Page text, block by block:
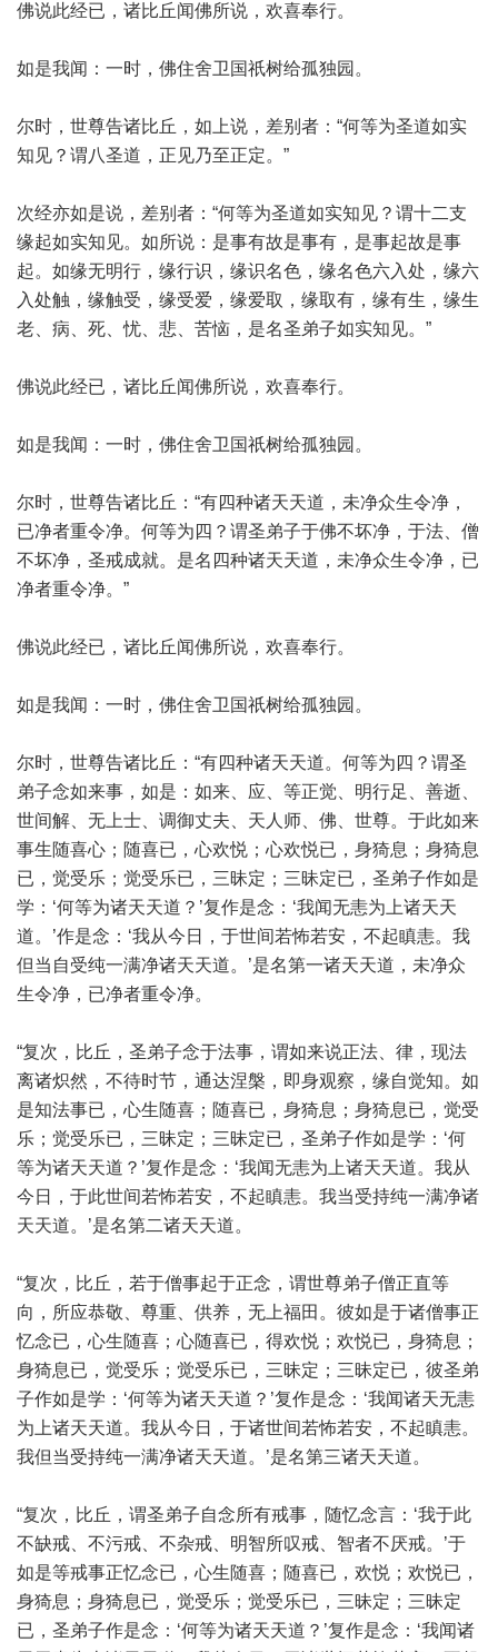
佛说此经已，诸比丘闻佛所说，欢喜奉行。
如是我闻：一时，佛住舍卫国祇树给孤独园。
尔时，世尊告诸比丘，如上说，差别者：“何等为圣道如实
知见？谓八圣道，正见乃至正定。”
次经亦如是说，差别者：“何等为圣道如实知见？谓十二支
缘起如实知见。如所说：是事有故是事有，是事起故是事
起。如缘无明行，缘行识，缘识名色，缘名色六入处，缘六
入处触，缘触受，缘受爱，缘爱取，缘取有，缘有生，缘生
老、病、死、忧、悲、苦恼，是名圣弟子如实知见。”
佛说此经已，诸比丘闻佛所说，欢喜奉行。
如是我闻：一时，佛住舍卫国祇树给孤独园。
尔时，世尊告诸比丘：“有四种诸天天道，未净众生令净，
已净者重令净。何等为四？谓圣弟子于佛不坏净，于法、僧
不坏净，圣戒成就。是名四种诸天天道，未净众生令净，已
净者重令净。”
佛说此经已，诸比丘闻佛所说，欢喜奉行。
如是我闻：一时，佛住舍卫国祇树给孤独园。
尔时，世尊告诸比丘：“有四种诸天天道。何等为四？谓圣
弟子念如来事，如是：如来、应、等正觉、明行足、善逝、
世间解、无上士、调御丈夫、天人师、佛、世尊。于此如来
事生随喜心；随喜已，心欢悦；心欢悦已，身猗息；身猗息
已，觉受乐；觉受乐已，三昧定；三昧定已，圣弟子作如是
学：‘何等为诸天天道？’复作是念：‘我闻无恚为上诸天天
道。’作是念：‘我从今日，于世间若怖若安，不起瞋恚。我
但当自受纯一满净诸天天道。’是名第一诸天天道，未净众
生令净，已净者重令净。
“复次，比丘，圣弟子念于法事，谓如来说正法、律，现法
离诸炽然，不待时节，通达涅槃，即身观察，缘自觉知。如
是知法事已，心生随喜；随喜已，身猗息；身猗息已，觉受
乐；觉受乐已，三昧定；三昧定已，圣弟子作如是学：‘何
等为诸天天道？’复作是念：‘我闻无恚为上诸天天道。我从
今日，于此世间若怖若安，不起瞋恚。我当受持纯一满净诸
天天道。’是名第二诸天天道。
“复次，比丘，若于僧事起于正念，谓世尊弟子僧正直等
向，所应恭敬、尊重、供养，无上福田。彼如是于诸僧事正
忆念已，心生随喜；心随喜已，得欢悦；欢悦已，身猗息；
身猗息已，觉受乐；觉受乐已，三昧定；三昧定已，彼圣弟
子作如是学：‘何等为诸天天道？’复作是念：‘我闻诸天无恚
为上诸天天道。我从今日，于诸世间若怖若安，不起瞋恚。
我但当受持纯一满净诸天天道。’是名第三诸天天道。
“复次，比丘，谓圣弟子自念所有戒事，随忆念言：‘我于此
不缺戒、不污戒、不杂戒、明智所叹戒、智者不厌戒。’于
如是等戒事正忆念已，心生随喜；随喜已，欢悦；欢悦已，
身猗息；身猗息已，觉受乐；觉受乐已，三昧定；三昧定
已，圣弟子作是念：‘何等为诸天天道？’复作是念：‘我闻诸